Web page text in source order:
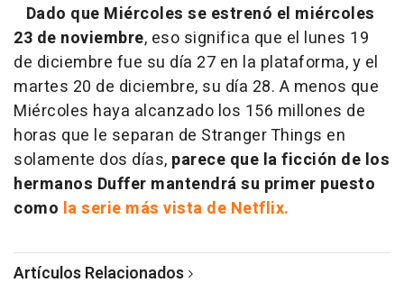
Dado que Miércoles se estrenó el miércoles
23 de noviembre, eso significa que el lunes 19
de diciembre fue su día 27 en la plataforma, y el
martes 20 de diciembre, su día 28. A menos que
Miércoles haya alcanzado los 156 millones de
horas que le separan de Stranger Things en
solamente dos días, parece que la ficción de los
hermanos Duffer mantendrá su primer puesto
como la serie más vista de Netflix.
Artículos Relacionados